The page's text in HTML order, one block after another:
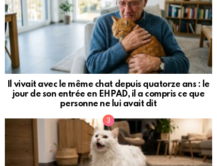
Il vivait avec le même chat depuis quatorze ans : le
jour de son entrée en EHPAD, il a compris ce que
personne ne lui avait dit